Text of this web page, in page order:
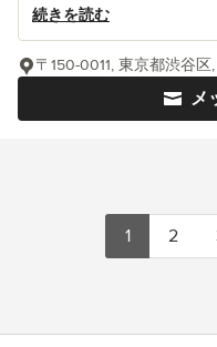
続きを読む
メ
〒150-0011, 東京都渋谷
1 2